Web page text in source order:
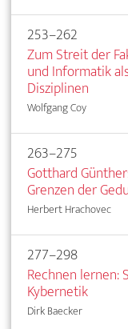
253–262
Zum Streit der
und Informatik
Disziplinen
Wolfgang Coy
263–275
Gotthard
Grenzen der
Herbert Hrachovec
277–298
Rechnen lernen:
Kybernetik
Dirk Baecker